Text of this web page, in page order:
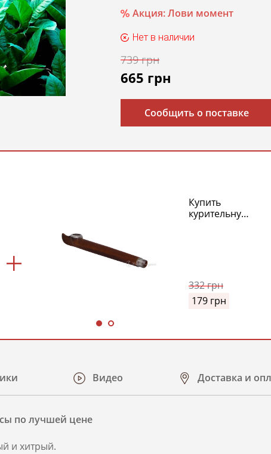
Акция: Лови момент
Нет в наличии
739грн
665 грн
Сообщить о поставке
Купить
курительную
Pipe)
332грн
179 грн
Видео Доставка и
по лучшей цене
и хитрый.